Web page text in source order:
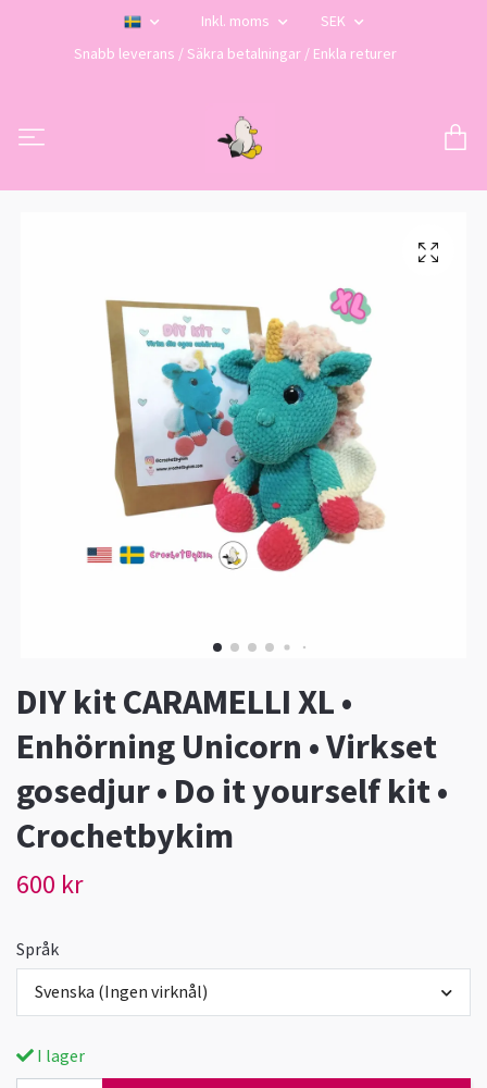
Inkl. moms
SEK
Snabb leverans / Säkra betalningar / Enkla returer
DIY kit CARAMELLI XL •
Enhörning Unicorn • Virkset
gosedjur • Do it yourself kit •
Crochetbykim
600 kr
Språk
Svenska (Ingen virknål)
I lager